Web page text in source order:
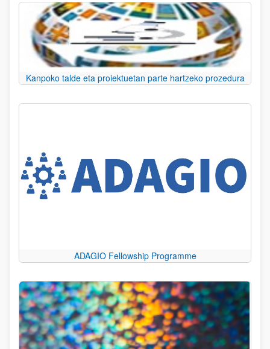
Kanpoko talde eta proiektuetan parte hartzeko prozedura
ADAGIO Fellowship Programme